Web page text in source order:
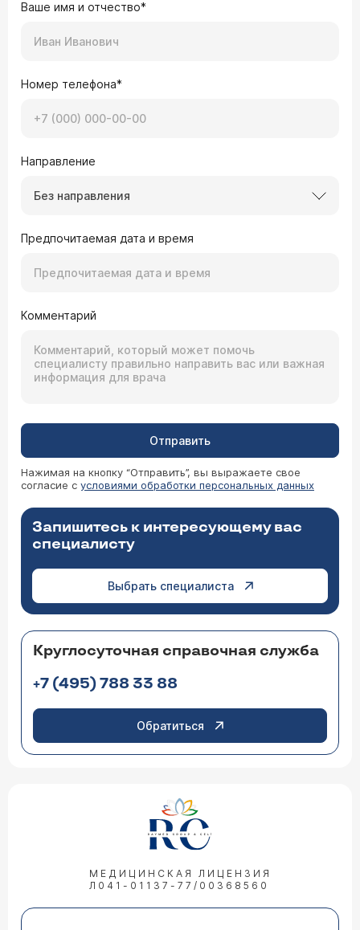
Ваше имя и отчество*
Номер телефона*
Направление
Без направления
Предпочитаемая дата и время
Комментарий
Отправить
Нажимая на кнопку “Отправить”, вы выражаете свое
согласие с условиями обработки персональных данных
Запишитесь к интересующему вас
специалисту
Выбрать специалиста
Круглосуточная справочная служба
+7 (495) 788 33 88
Обратиться
МЕДИЦИНСКАЯ ЛИЦЕНЗИЯ
Л041-01137-77/00368560